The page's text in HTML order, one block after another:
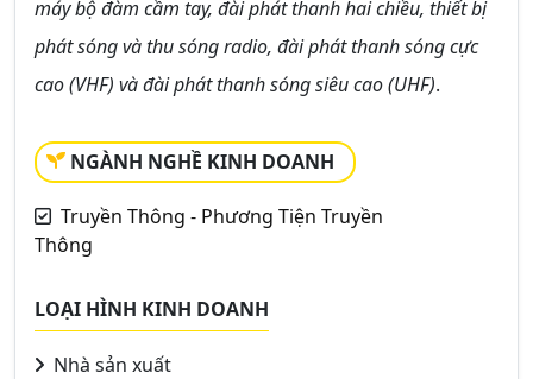
máy bộ đàm cầm tay, đài phát thanh hai chiều, thiết bị
phát sóng và thu sóng radio, đài phát thanh sóng cực
cao (VHF) và đài phát thanh sóng siêu cao (UHF).
NGÀNH NGHỀ KINH DOANH
Truyền Thông - Phương Tiện Truyền
Thông
LOẠI HÌNH KINH DOANH
Nhà sản xuất